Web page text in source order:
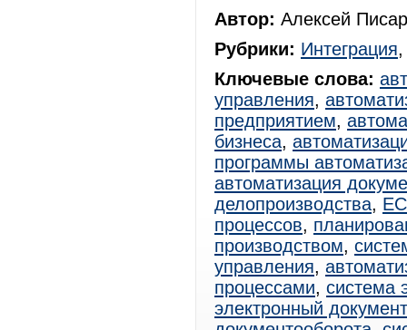
Автор: Алексей
Рубрики: Интеграция
Ключевые слова:
управления,
предприятием,
бизнеса,
программы
автоматизация
делопроизводства,
процессов,
производством,
управления,
процессами, система
электронный